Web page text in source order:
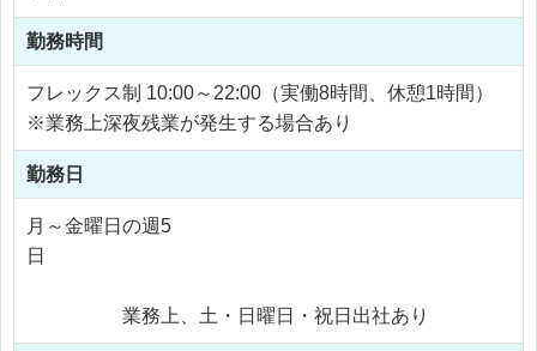
勤務時間
フレックス制 10:00～22:00（実働8時間、休憩1時間）
※業務上深夜残業が発生する場合あり
勤務日
月～金曜日の週5
日
業務上、土・日曜日・祝日出社あり